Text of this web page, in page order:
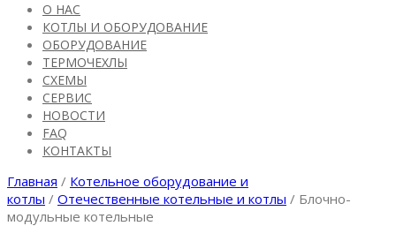
О НАС
КОТЛЫ И ОБОРУДОВАНИЕ
ОБОРУДОВАНИЕ
ТЕРМОЧЕХЛЫ
СХЕМЫ
СЕРВИС
НОВОСТИ
FAQ
КОНТАКТЫ
Главная / Котельное оборудование и
котлы / Отечественные котельные и котлы / Блочно-
модульные котельные